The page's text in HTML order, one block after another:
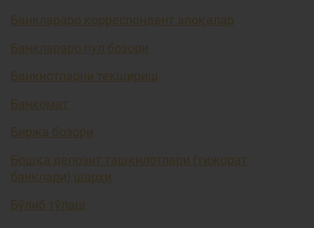
Банклараро корреспондент алоқалар
Банклараро пул бозори
Банкнотларни текшириш
Банкомат
Биржа бозори
Бошқа депозит ташкилотлари (тижорат
банклари) шарҳи
Бўлиб тўлаш